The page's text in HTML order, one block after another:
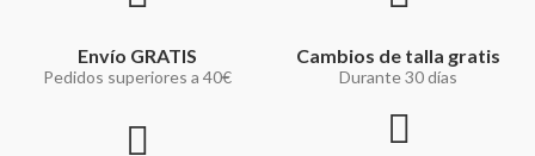
Envío GRATIS
Pedidos superiores a 40€
Cambios de talla gratis
Durante 30 días